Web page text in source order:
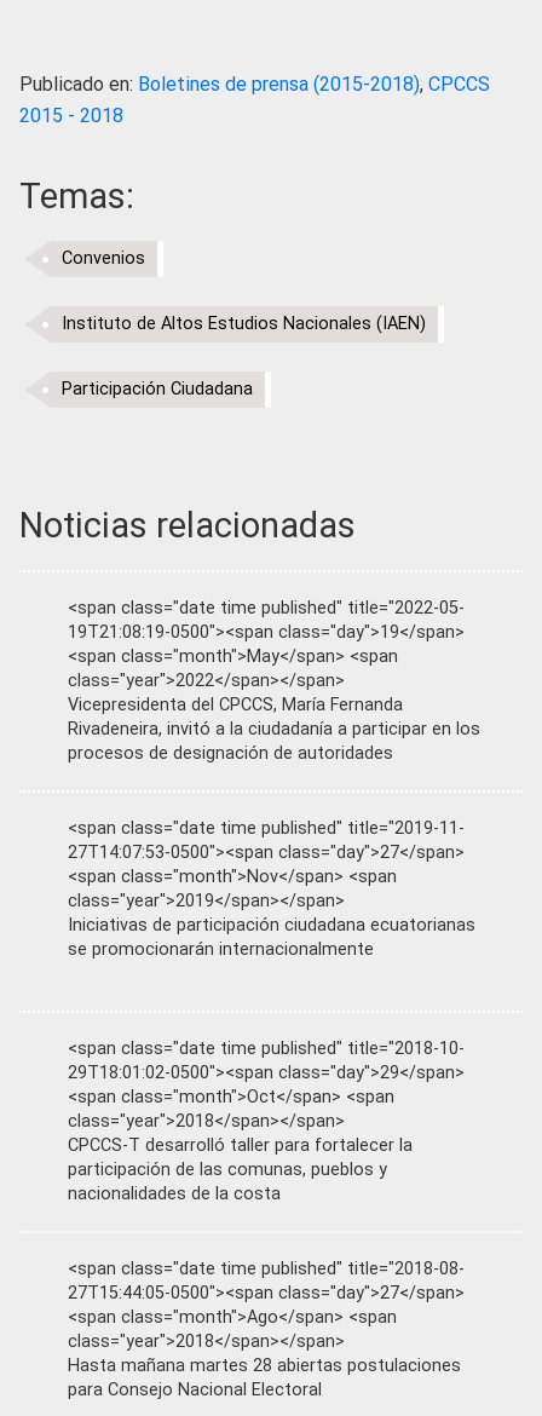
Publicado en: Boletines de prensa (2015-2018), CPCCS
2015 - 2018
Temas:
Convenios
Instituto de Altos Estudios Nacionales (IAEN)
Participación Ciudadana
Noticias relacionadas
<span class="date time published" title="2022-05-
19T21:08:19-0500"><span class="day">19</span>
<span class="month">May</span> <span
class="year">2022</span></span>
Vicepresidenta del CPCCS, María Fernanda
Rivadeneira, invitó a la ciudadanía a participar en los
procesos de designación de autoridades
<span class="date time published" title="2019-11-
27T14:07:53-0500"><span class="day">27</span>
<span class="month">Nov</span> <span
class="year">2019</span></span>
Iniciativas de participación ciudadana ecuatorianas
se promocionarán internacionalmente
<span class="date time published" title="2018-10-
29T18:01:02-0500"><span class="day">29</span>
<span class="month">Oct</span> <span
class="year">2018</span></span>
CPCCS-T desarrolló taller para fortalecer la
participación de las comunas, pueblos y
nacionalidades de la costa
<span class="date time published" title="2018-08-
27T15:44:05-0500"><span class="day">27</span>
<span class="month">Ago</span> <span
class="year">2018</span></span>
Hasta mañana martes 28 abiertas postulaciones
para Consejo Nacional Electoral